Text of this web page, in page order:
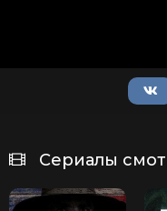
Сериалы